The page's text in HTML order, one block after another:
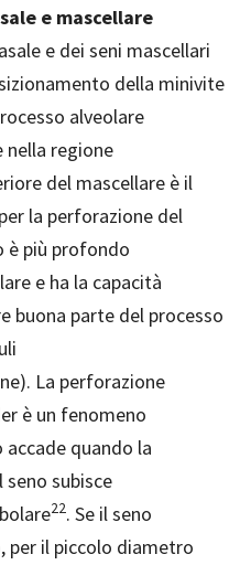
e mascellare
e dei seni mascellari
della minivite
alveolare
nella regione
del mascellare è il
la perforazione del
è più profondo
e ha la capacità
buona parte del processo
La perforazione
è un fenomeno
quando la
subisce
22. Se il seno
per il piccolo diametro